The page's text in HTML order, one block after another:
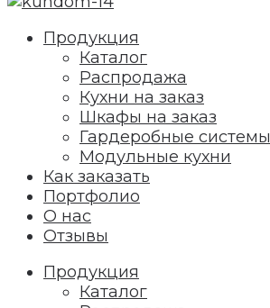
Продукция
Каталог
Распродажа
Кухни на заказ
Шкафы на заказ
Гардеробные системы
Модульные кухни
Как заказать
Портфолио
О нас
Отзывы
Продукция
Каталог